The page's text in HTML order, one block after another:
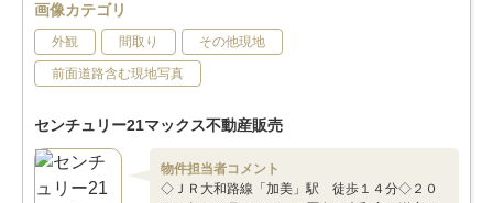
画像カテゴリ
外観 間取り その他現地
前面道路含む現地写真
センチュリー21マックス不動産販売
物件担当者コメント
◇ＪＲ大和路線「加美」駅 徒歩１４分◇２０